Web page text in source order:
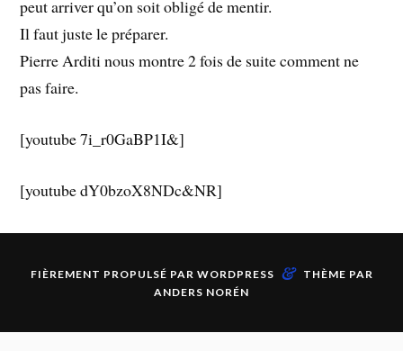
peut arriver qu’on soit obligé de mentir.
Il faut juste le préparer.
Pierre Arditi nous montre 2 fois de suite comment ne
pas faire.
[youtube 7i_r0GaBP1I&]
[youtube dY0bzoX8NDc&NR]
FIÈREMENT PROPULSÉ PAR WORDPRESS &
THÈME PAR
ANDERS NORÉN